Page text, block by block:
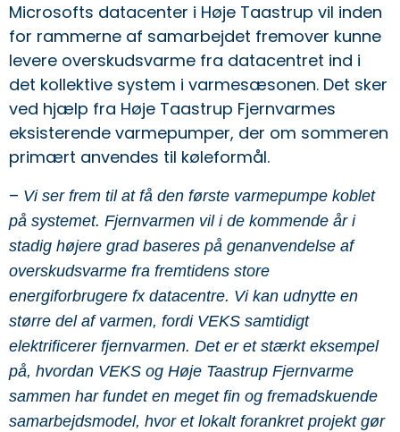
Microsofts datacenter i Høje Taastrup vil inden
for rammerne af samarbejdet fremover kunne
levere overskudsvarme fra datacentret ind i
det kollektive system i varmesæsonen. Det sker
ved hjælp fra Høje Taastrup Fjernvarmes
eksisterende varmepumper, der om sommeren
primært anvendes til køleformål.
– Vi ser frem til at få den første varmepumpe koblet
på systemet. Fjernvarmen vil i de kommende år i
stadig højere grad baseres på genanvendelse af
overskudsvarme fra fremtidens store
energiforbrugere fx datacentre. Vi kan udnytte en
større del af varmen, fordi VEKS samtidigt
elektrificerer fjernvarmen. Det er et stærkt eksempel
på, hvordan VEKS og Høje Taastrup Fjernvarme
sammen har fundet en meget fin og fremadskuende
samarbejdsmodel, hvor et lokalt forankret projekt gør